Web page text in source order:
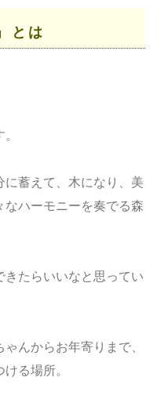
とは
蓄えて、木になり、美
ハーモニーを奏でる森
たらいいなと思ってい
んからお年寄りまで、
る場所。